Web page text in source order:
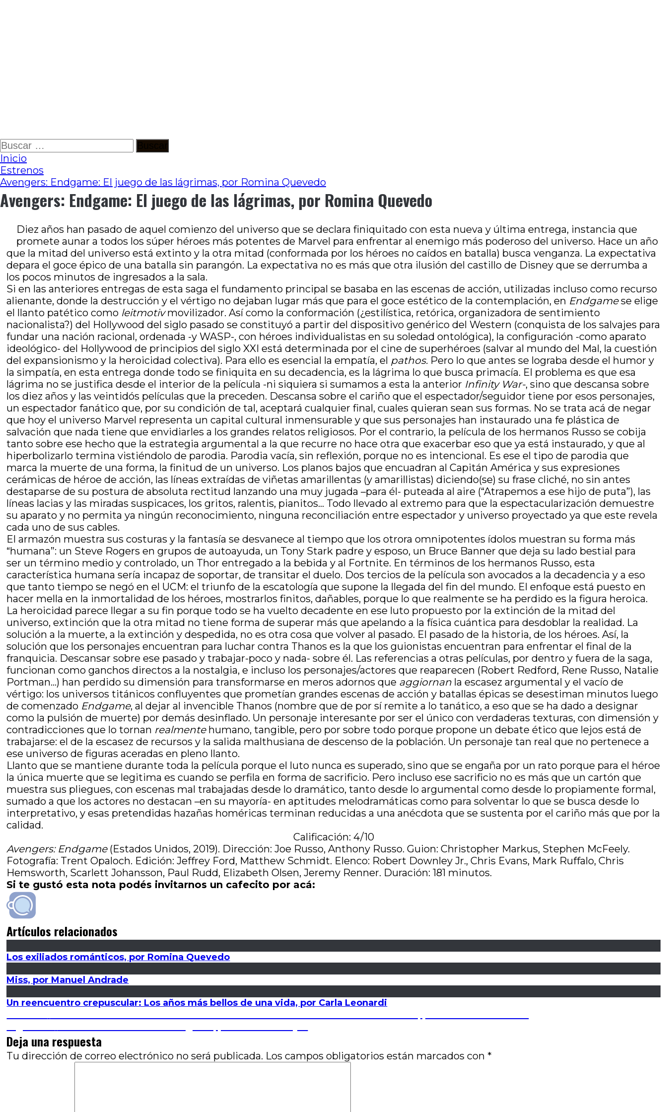
Ir
al
contenido
Buscar:
Inicio
Estrenos
Avengers: Endgame: El juego de las lágrimas, por Romina Quevedo
Avengers: Endgame: El juego de las lágrimas, por Romina Quevedo
Diez años han pasado de aquel comienzo del universo que se declara finiquitado con esta nueva y última entrega, instancia que
promete aunar a todos los súper héroes más potentes de Marvel para enfrentar al enemigo más poderoso del universo. Hace un año
que la mitad del universo está extinto y la otra mitad (conformada por los héroes no caídos en batalla) busca venganza. La expectativa
depara el goce épico de una batalla sin parangón. La expectativa no es más que otra ilusión del castillo de Disney que se derrumba a
los pocos minutos de ingresados a la sala.
Si en las anteriores entregas de esta saga el fundamento principal se basaba en las escenas de acción, utilizadas incluso como recurso
alienante, donde la destrucción y el vértigo no dejaban lugar más que para el goce estético de la contemplación, en Endgamese elige
el llanto patético como leitmotivmovilizador. Así como la conformación (¿estilística, retórica, organizadora de sentimiento
nacionalista?) del Hollywood del siglo pasado se constituyó a partir del dispositivo genérico del Western (conquista de los salvajes para
fundar una nación racional, ordenada -y WASP-, con héroes individualistas en su soledad ontológica), la configuración -como aparato
ideológico- del Hollywood de principios del siglo XXI está determinada por el cine de superhéroes (salvar al mundo del Mal, la cuestión
del expansionismo y la heroicidad colectiva). Para ello es esencial la empatía, el pathos. Pero lo que antes se lograba desde el humor y
la simpatía, en esta entrega donde todo se finiquita en su decadencia, es la lágrima lo que busca primacía. El problema es que esa
lágrima no se justifica desde el interior de la película -ni siquiera si sumamos a esta la anterior Infinity War-, sino que descansa sobre
los diez años y las veintidós películas que la preceden. Descansa sobre el cariño que el espectador/seguidor tiene por esos personajes,
un espectador fanático que, por su condición de tal, aceptará cualquier final, cuales quieran sean sus formas. No se trata acá de negar
que hoy el universo Marvel representa un capital cultural inmensurable y que sus personajes han instaurado una fe plástica de
salvación que nada tiene que envidiarles a los grandes relatos religiosos. Por el contrario, la película de los hermanos Russo se cobija
tanto sobre ese hecho que la estrategia argumental a la que recurre no hace otra que exacerbar eso que ya está instaurado, y que al
hiperbolizarlo termina vistiéndolo de parodia. Parodia vacía, sin reflexión, porque no es intencional. Es ese el tipo de parodia que
marca la muerte de una forma, la finitud de un universo. Los planos bajos que encuadran al Capitán América y sus expresiones
cerámicas de héroe de acción, las líneas extraídas de viñetas amarillentas (y amarillistas) diciendo(se) su frase cliché, no sin antes
destaparse de su postura de absoluta rectitud lanzando una muy jugada –para él- puteada al aire (“Atrapemos a ese hijo de puta”), las
líneas lacias y las miradas suspicaces, los gritos, ralentis, pianitos… Todo llevado al extremo para que la espectacularización demuestre
su aparato y no permita ya ningún reconocimiento, ninguna reconciliación entre espectador y universo proyectado ya que este revela
cada uno de sus cables.
El armazón muestra sus costuras y la fantasía se desvanece al tiempo que los otrora omnipotentes ídolos muestran su forma más
“humana”: un Steve Rogers en grupos de autoayuda, un Tony Stark padre y esposo, un Bruce Banner que deja su lado bestial para
ser un término medio y controlado, un Thor entregado a la bebida y al Fortnite. En términos de los hermanos Russo, esta
característica humana sería incapaz de soportar, de transitar el duelo. Dos tercios de la película son avocados a la decadencia y a eso
que tanto tiempo se negó en el UCM: el triunfo de la escatología que supone la llegada del fin del mundo. El enfoque está puesto en
hacer mella en la inmortalidad de los héroes, mostrarlos finitos, dañables, porque lo que realmente se ha perdido es la figura heroica.
La heroicidad parece llegar a su fin porque todo se ha vuelto decadente en ese luto propuesto por la extinción de la mitad del
universo, extinción que la otra mitad no tiene forma de superar más que apelando a la física cuántica para desdoblar la realidad. La
solución a la muerte, a la extinción y despedida, no es otra cosa que volver al pasado. El pasado de la historia, de los héroes. Así, la
solución que los personajes encuentran para luchar contra Thanos es la que los guionistas encuentran para enfrentar el final de la
franquicia. Descansar sobre ese pasado y trabajar-poco y nada- sobre él. Las referencias a otras películas, por dentro y fuera de la saga,
funcionan como ganchos directos a la nostalgia, e incluso los personajes/actores que reaparecen (Robert Redford, Rene Russo, Natalie
Portman…) han perdido su dimensión para transformarse en meros adornos que aggiornan la escasez argumental y el vacío de
vértigo: los universos titánicos confluyentes que prometían grandes escenas de acción y batallas épicas se desestiman minutos luego
de comenzado Endgame, al dejar al invencible Thanos (nombre que de por sí remite a lo tanático, a eso que se ha dado a designar
como la pulsión de muerte) por demás desinflado. Un personaje interesante por ser el único con verdaderas texturas, con dimensión y
contradicciones que lo tornan realmente humano, tangible, pero por sobre todo porque propone un debate ético que lejos está de
trabajarse: el de la escasez de recursos y la salida malthusiana de descenso de la población. Un personaje tan real que no pertenece a
ese universo de figuras aceradas en pleno llanto.
Llanto que se mantiene durante toda la película porque el luto nunca es superado, sino que se engaña por un rato porque para el héroe
la única muerte que se legitima es cuando se perfila en forma de sacrificio. Pero incluso ese sacrificio no es más que un cartón que
muestra sus pliegues, con escenas mal trabajadas desde lo dramático, tanto desde lo argumental como desde lo propiamente formal,
sumado a que los actores no destacan –en su mayoría- en aptitudes melodramáticas como para solventar lo que se busca desde lo
interpretativo, y esas pretendidas hazañas homéricas terminan reducidas a una anécdota que se sustenta por el cariño más que por la
calidad.
Calificación: 4/10
Avengers: Endgame (Estados Unidos, 2019). Dirección: Joe Russo, Anthony Russo. Guion: Christopher Markus, Stephen McFeely.
Fotografía: Trent Opaloch. Edición: Jeffrey Ford, Matthew Schmidt. Elenco: Robert Downley Jr., Chris Evans, Mark Ruffalo, Chris
Hemsworth, Scarlett Johansson, Paul Rudd, Elizabeth Olsen, Jeremy Renner. Duración: 181 minutos.
Si te gustó esta nota podés invitarnos un cafecito por acá:
Artículos relacionados
Los exiliados románticos, por Romina Quevedo
Miss, por Manuel Andrade
Un reencuentro crepuscular: Los años más bellos de una vida, por Carla Leonardi
Navegación
de
entradas
siguiente:
Deja una respuesta
Tu dirección de correo electrónico no será publicada. Los campos obligatorios están marcados con *